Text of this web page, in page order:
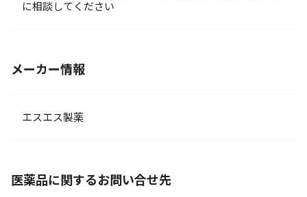
に相談してください
メーカー情報
エスエス製薬
医薬品に関するお問い合せ先